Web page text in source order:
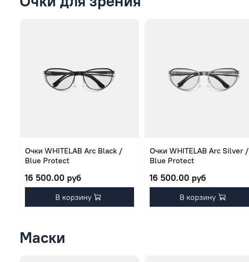
Очки WHITELAB Arc Black /
Blue Protect
16 500.00 руб
В корзину
Очки WHITELAB Arc Silver /
Blue Protect
16 500.00 руб
В корзину
Маски